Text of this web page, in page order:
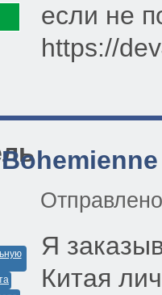
если не
https://
Bohemienne
Я
Китая